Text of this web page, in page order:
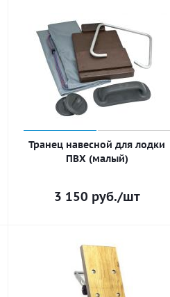
Транец навесной для лодки
ПВХ (малый)
3 150 руб./шт